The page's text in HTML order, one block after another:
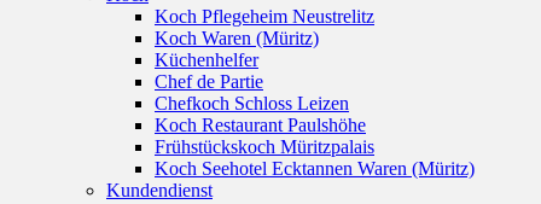
Koch Pflegeheim Neustrelitz
Koch Waren (Müritz)
Küchenhelfer
Chef de Partie
Chefkoch Schloss Leizen
Koch Restaurant Paulshöhe
Frühstückskoch Müritzpalais
Koch Seehotel Ecktannen Waren (Müritz)
Kundendienst